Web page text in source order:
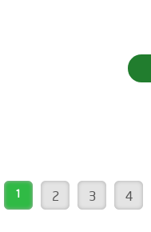
1 2 3 4